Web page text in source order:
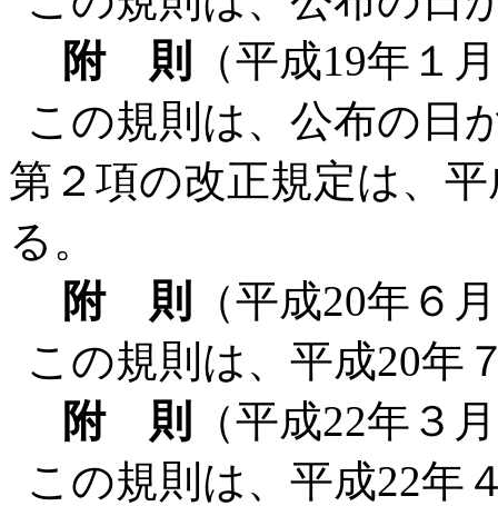
附 則
（平成19年１
この規則は、公布の日
第２項の改正規定は、
る。
附 則
（平成20年６
この規則は、平成20年
附 則
（平成22年３
この規則は、平成22年